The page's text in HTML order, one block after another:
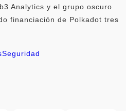
Analytics y el grupo oscuro
financiación de Polkadot tres
Seguridad